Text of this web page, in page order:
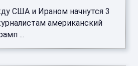
США и Ираном начнутся 3
американский
...